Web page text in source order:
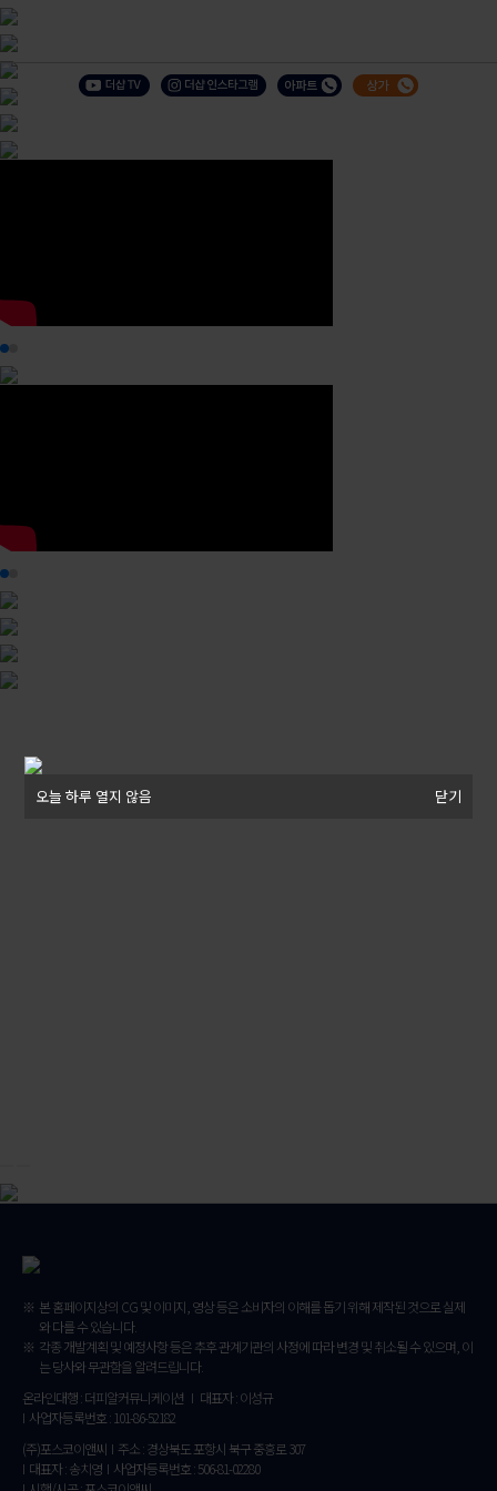
본 홈페이지상의 CG 및 이미지, 영상 등은 소비자의 이해를 돕기 위해 제작된 것으로 실제
와 다를 수 있습니다.
각종 개발계획 및 예정사항 등은 추후 관계기관의 사정에 따라 변경 및 취소될 수 있으며, 이
는 당사와 무관함을 알려드립니다.
온라인대행 : 더피알커뮤니케이션 I 대표자 : 이성규
I 사업자등록번호 : 101-86-52182
(주)포스코이앤씨 I 주소 : 경상북도 포항시 북구 중흥로 307
I 대표자 : 송치영 I 사업자등록번호 : 506-81-02280
오늘 하루 열지 않음 닫기
오늘 하루 열지 않음 닫기